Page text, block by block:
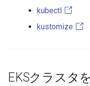
kubectl
kustomize
EKSクラスタ